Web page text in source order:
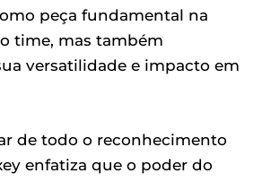
peça fundamental na
time, mas também
versatilidade e impacto em
de todo o reconhecimento
enfatiza que o poder do